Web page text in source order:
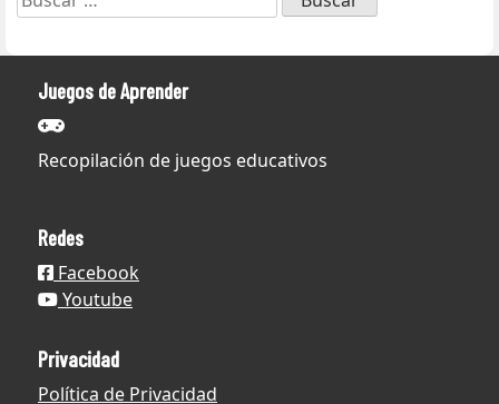
Juegos de Aprender
Recopilación de juegos educativos
Redes
Facebook
Youtube
Privacidad
Política de Privacidad